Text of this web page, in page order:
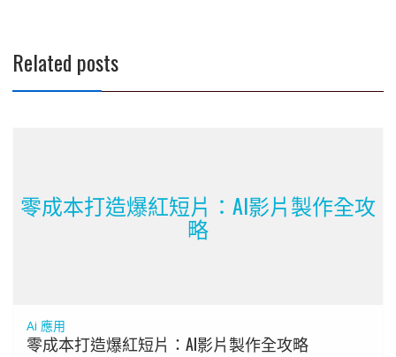
Related posts
零成本打造爆紅短片：AI影片製作全攻
略
Ai 應用
零成本打造爆紅短片：AI影片製作全攻略